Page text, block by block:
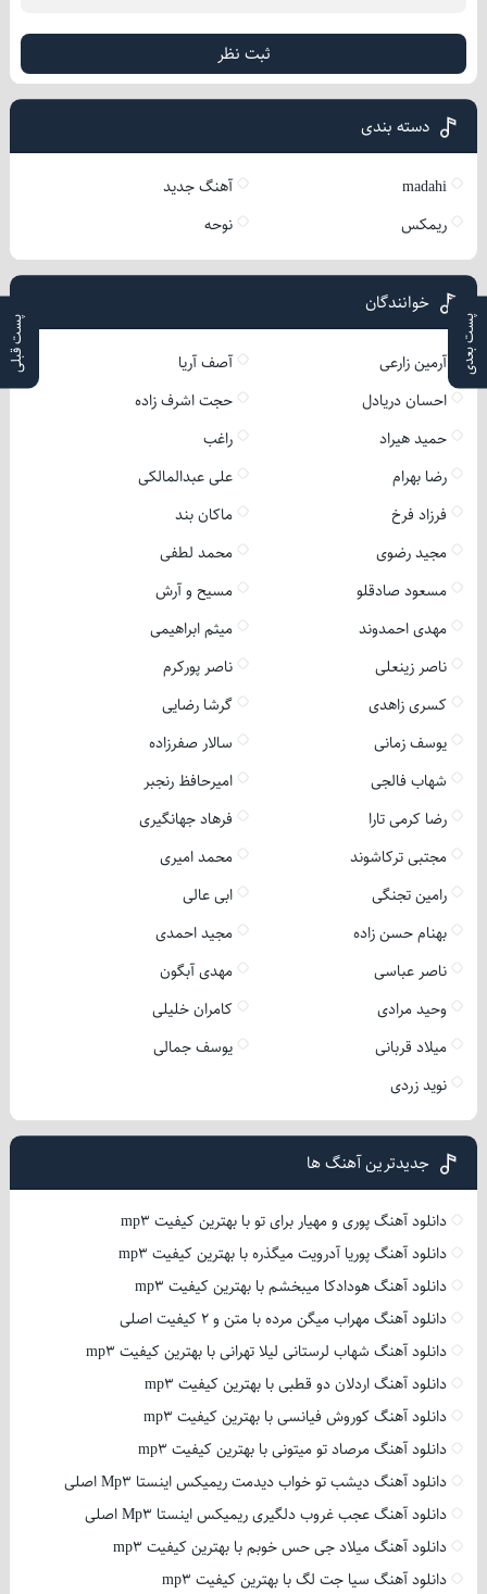
پست بعدی پست قبلی
ثبت نظر
دسته بندی
madahi
آهنگ جدید
ریمکس
نوحه
خوانندگان
آرمین زارعی
آصف آریا
احسان دریادل
حجت اشرف زاده
حمید هیراد
راغب
رضا بهرام
علی عبدالمالکی
فرزاد فرخ
ماکان بند
مجید رضوی
محمد لطفی
مسعود صادقلو
مسیح و آرش
مهدی احمدوند
میثم ابراهیمی
ناصر زینعلی
ناصر پورکرم
کسری زاهدی
گرشا رضایی
یوسف زمانی
سالار صفرزاده
شهاب فالجی
امیرحافظ رنجبر
رضا کرمی تارا
فرهاد جهانگیری
مجتبی ترکاشوند
محمد امیری
رامین تجنگی
ابی عالی
بهنام حسن زاده
مجید احمدی
ناصر عباسی
مهدی آبگون
وحید مرادی
کامران خلیلی
میلاد قربانی
یوسف جمالی
نوید زردی
جدیدترین آهنگ ها
دانلود آهنگ پوری و مهیار برای تو با بهترین کیفیت mp3
دانلود آهنگ پوریا آدرویت میگذره با بهترین کیفیت mp3
دانلود آهنگ هودادکا میبخشم با بهترین کیفیت mp3
دانلود آهنگ مهراب میگن مرده با متن و 2 کیفیت اصلی
دانلود آهنگ شهاب لرستانی لیلا تهرانی با بهترین کیفیت mp3
دانلود آهنگ اردلان دو قطبی با بهترین کیفیت mp3
دانلود آهنگ کوروش فیانسی با بهترین کیفیت mp3
دانلود آهنگ مرصاد تو میتونی با بهترین کیفیت mp3
دانلود آهنگ دیشب تو خواب دیدمت ریمیکس اینستا Mp3 اصلی
دانلود آهنگ عجب غروب دلگیری ریمیکس اینستا Mp3 اصلی
دانلود آهنگ میلاد جی حس خوبم با بهترین کیفیت mp3
دانلود آهنگ سیا جت لگ با بهترین کیفیت mp3